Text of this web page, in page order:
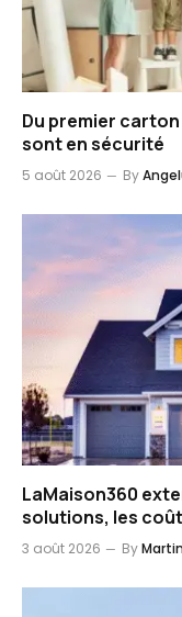
Du premier
sont en sécurité
5 août 2026 By
LaMaison360
solutions, les
3 août 2026 By